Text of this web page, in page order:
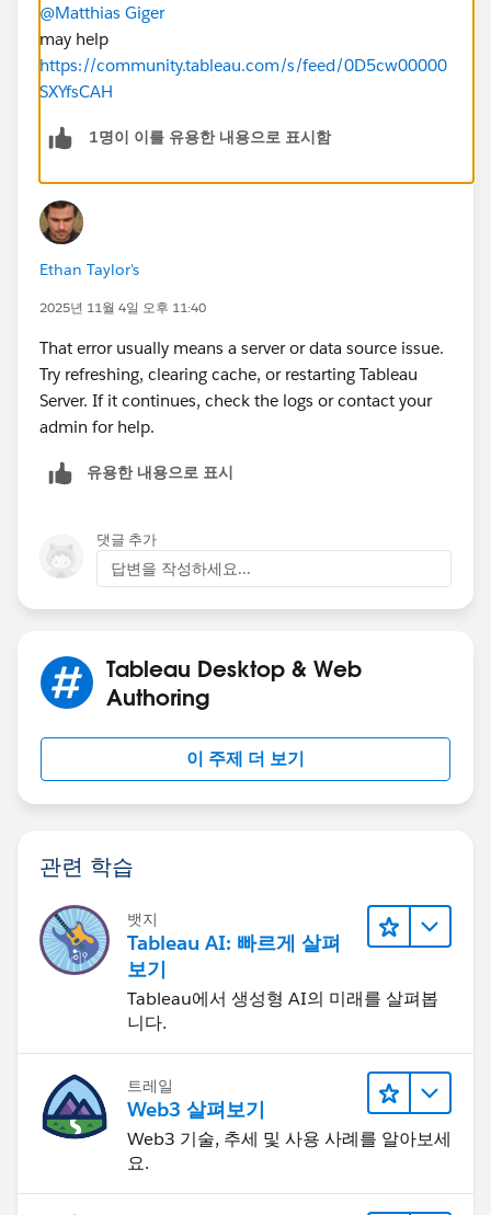
@Matthias Giger
may help
https://community.tableau.com/s/feed/0D5cw00000
SXYfsCAH
1명이 이를 유용한 내용으로 표시함
Ethan Taylor's
2025년 11월 4일 오후 11:40
That error usually means a server or data source issue.
Try refreshing, clearing cache, or restarting Tableau
Server. If it continues, check the logs or contact your
admin for help.
유용한 내용으로 표시
댓글 추가
답변을 작성하세요...
Tableau Desktop & Web
Authoring
이 주제 더 보기
관련 학습
뱃지
Tableau AI: 빠르게 살펴
보기
Tableau에서 생성형 AI의 미래를 살펴봅
니다.
트레일
Web3 살펴보기
Web3 기술, 추세 및 사용 사례를 알아보세
요.